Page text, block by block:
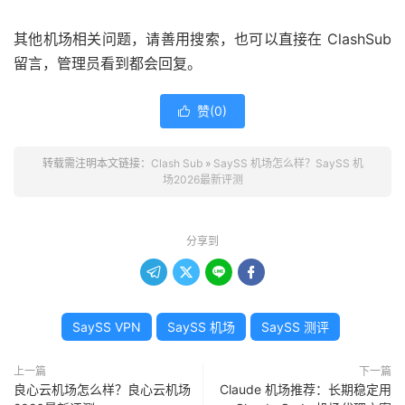
其他机场相关问题，请善用搜索，也可以直接在 ClashSub
留言，管理员看到都会回复。
 赞(0)
转载需注明本文链接： Clash Sub» SaySS 机场怎么样？SaySS 机
场2026最新评测
分享到
   
SaySS VPN SaySS 机场 SaySS 测评
上一篇
良心云机场怎么样？良心云机场
下一篇
Claude 机场推荐：长期稳定用